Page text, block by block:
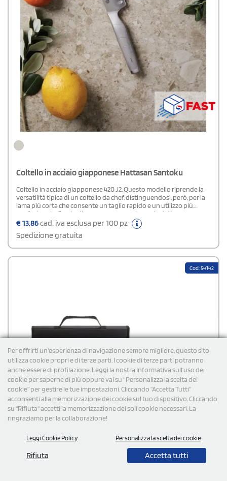
Per offrirti un'esperienza di navigazione sempre migliore, questo sito
utilizza cookie propri e di terze parti. I cookie di terze parti potranno
anche essere di profilazione. Leggi la nostra Informativa sull’uso dei
cookie per saperne di più oppure vai su “Personalizza la scelta dei
cookie” per gestire le tue impostazioni. Cliccando "Accetta Tutti"
acconsenti alla memorizzazione dei cookie sul tuo dispositivo. Cliccando
su "Rifiuta" accetti la memorizzazione dei soli cookie necessari. La
ringraziamo per la collaborazione!
Leggi Cookie Policy Personalizza la scelta dei cookie
Rifiuta Accetta tutti
Coltello in acciaio giapponese Hattasan Santoku
Coltello in acciaio giapponese 420 J2. Questo modello riprende la
versatilità tipica di un coltello da chef, distinguendosi, però, per la
lama più corta che consente un taglio rapido e un utilizzo più
confortevole. Grazie alla sua maneggevolezza si adatta a
numerose preparazioni culinarie.
€13,86cad. iva esclusa per 100 pz
Spedizione gratuita
Cod: 54142